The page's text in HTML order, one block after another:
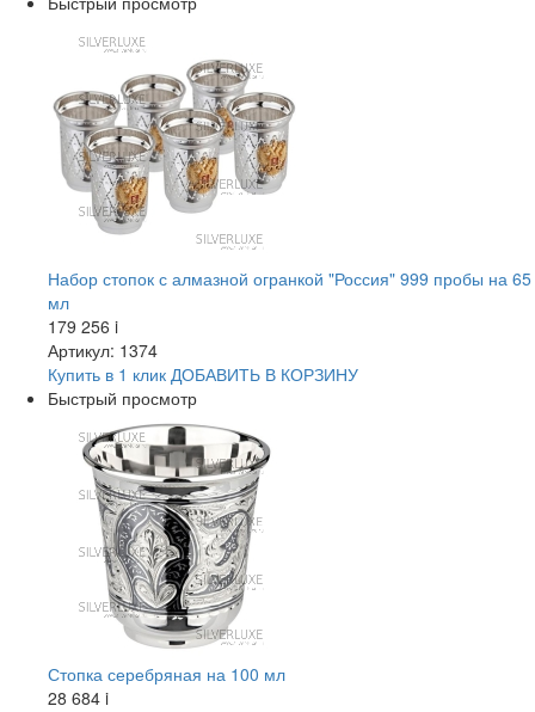
Набор стопок с алмазной огранкой "Россия" 999 пробы на 65
мл
179 256 i
Артикул: 1374
Купить в 1 клик ДОБАВИТЬ В КОРЗИНУ
Быстрый просмотр
Стопка серебряная на 100 мл
28 684 i